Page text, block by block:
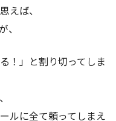
えば、
、
！」と割り切ってしま
ルに全て頼ってしまえ